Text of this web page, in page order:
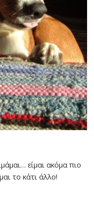
είμαι ακόμα πιο
το κάτι άλλο!